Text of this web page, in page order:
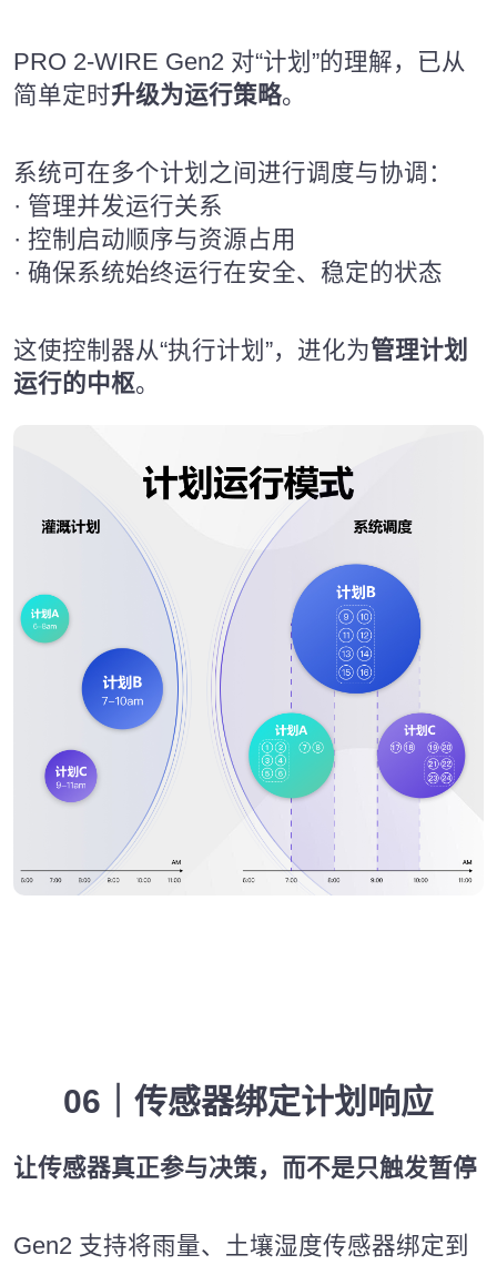
PRO 2-WIRE Gen2 对“计划”的理解，已从
简单定时升级为运行策略。
系统可在多个计划之间进行调度与协调：
· 管理并发运行关系
· 控制启动顺序与资源占用
· 确保系统始终运行在安全、稳定的状态
这使控制器从“执行计划”，进化为管理计划
运行的中枢。
06｜传感器绑定计划响应
让传感器真正参与决策，而不是只触发暂停
Gen2 支持将雨量、土壤湿度传感器绑定到